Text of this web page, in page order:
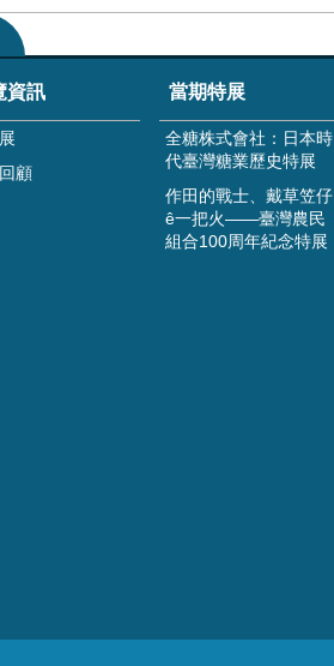
資訊
顧
當期特展
全糖株式會社：日本時
代臺灣糖業歷史特展
作田的戰士、戴草笠仔
ê一把火——臺灣農民
組合100周年紀念特展